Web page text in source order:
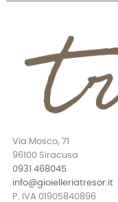
Via Mosco, 71
96100 Siracusa
0931 468045
info@gioielleriatresor.it
P. IVA 01905840896